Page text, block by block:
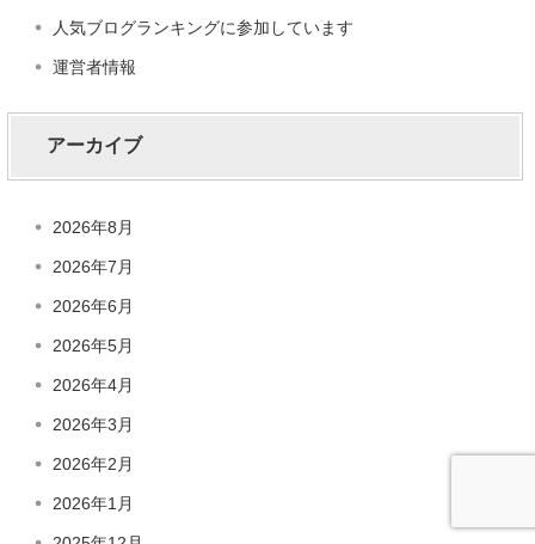
人気ブログランキングに参加しています
運営者情報
アーカイブ
2026年8月
2026年7月
2026年6月
2026年5月
2026年4月
2026年3月
2026年2月
2026年1月